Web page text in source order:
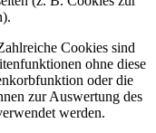
Cookies sind
ohne diese
oder die
zur Auswertung des
werden.